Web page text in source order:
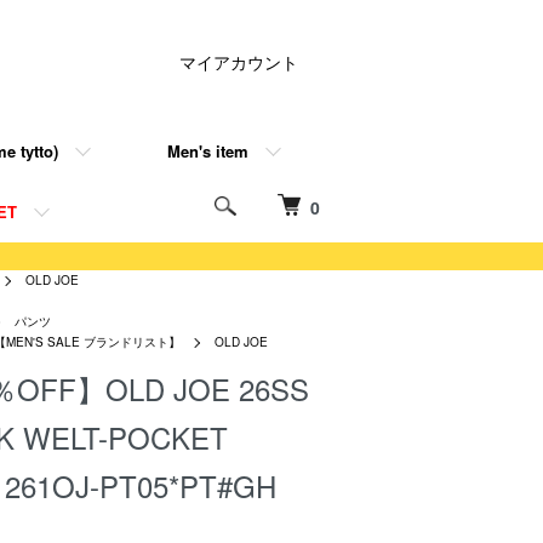
0
tytto) Men's item
マイアカウント
OLD JOE
パンツ
【MEN'S SALE ブランドリスト】 OLD JOE
OFF】OLD JOE 26SS
WELT-POCKET
PT05*PT#GH